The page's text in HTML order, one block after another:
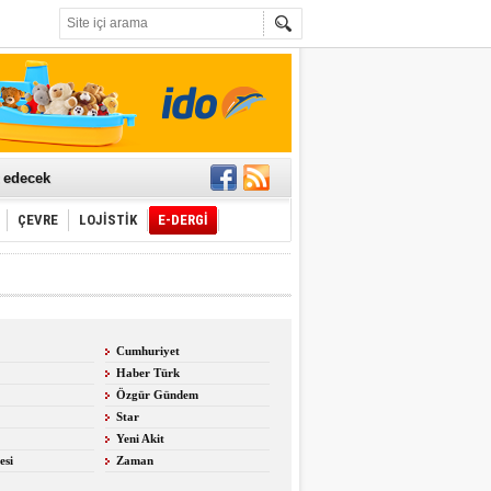
ÇEVRE LOJİSTİK E-DERGİ
Cumhuriyet
Haber Türk
Özgür Gündem
Star
Yeni Akit
Zaman